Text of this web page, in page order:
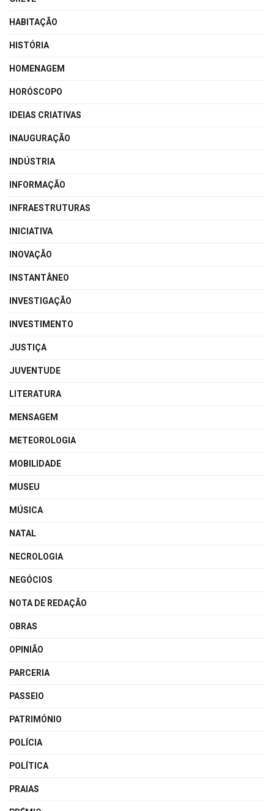
HABITAÇÃO
HISTÓRIA
HOMENAGEM
HORÓSCOPO
IDEIAS CRIATIVAS
INAUGURAÇÃO
INDÚSTRIA
INFORMAÇÃO
INFRAESTRUTURAS
INICIATIVA
INOVAÇÃO
INSTANTÂNEO
INVESTIGAÇÃO
INVESTIMENTO
JUSTIÇA
JUVENTUDE
LITERATURA
MENSAGEM
METEOROLOGIA
MOBILIDADE
MUSEU
MÚSICA
NATAL
NECROLOGIA
NEGÓCIOS
NOTA DE REDAÇÃO
OBRAS
OPINIÃO
PARCERIA
PASSEIO
PATRIMÓNIO
POLÍCIA
POLÍTICA
PRAIAS